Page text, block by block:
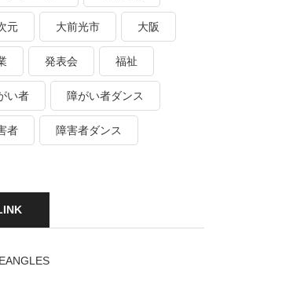
元 大前光市 大阪
発表会 福祉
い者 障がい者ダンス
者 障害者ダンス